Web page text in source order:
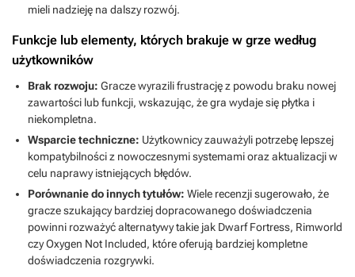
mieli nadzieję na dalszy rozwój.
Funkcje lub elementy, których brakuje w grze według
użytkowników
Brak rozwoju: Gracze wyrazili frustrację z powodu braku nowej
zawartości lub funkcji, wskazując, że gra wydaje się płytka i
niekompletna.
Wsparcie techniczne: Użytkownicy zauważyli potrzebę lepszej
kompatybilności z nowoczesnymi systemami oraz aktualizacji w
celu naprawy istniejących błędów.
Porównanie do innych tytułów: Wiele recenzji sugerowało, że
gracze szukający bardziej dopracowanego doświadczenia
powinni rozważyć alternatywy takie jak Dwarf Fortress, Rimworld
czy Oxygen Not Included, które oferują bardziej kompletne
doświadczenia rozgrywki.